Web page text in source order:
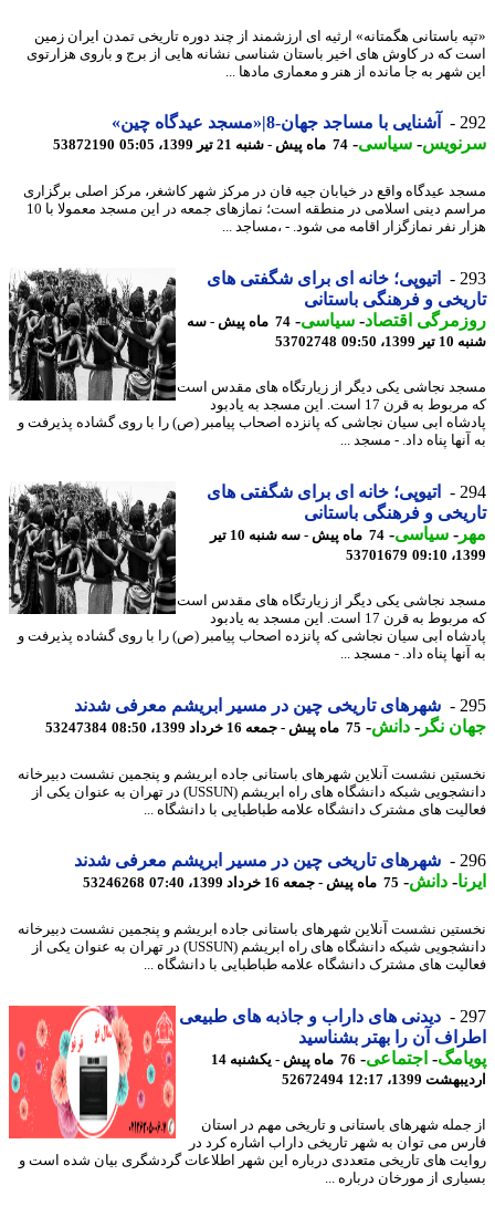
باستانی هگمتانه» ارثیه ای ارزشمند از چند دوره تاریخی تمدن ایران زمین
که در کاوش های اخیر باستان شناسی نشانه هایی از برج و باروی هزارتوی
شهر به جا مانده از هنر و معماری مادها ...
آشنایی با مساجد جهان-8|«مسجد عیدگاه چین»
-سیاسی-74 ماه پیش - شنبه 21 تیر 1399، 05:05 53872190
عیدگاه واقع در خیابان جیه فان در مرکز شهر کاشغر، مرکز اصلی برگزاری
مراسم دینی اسلامی در منطقه است؛ نمازهای جمعه در این مسجد معمولا با 10
نفر نمازگزار اقامه می شود. - ،مساجد ...
اتیوپی؛ خانه ای برای شگفتی های
و فرهنگی باستانی
اقتصاد-سیاسی-
74 ماه پیش - سه
09:50
53702748
نجاشی یکی دیگر از زیارتگاه های مقدس است
که مربوط به قرن 17 است. این مسجد به یادبود
ابی سیان نجاشی که پانزده اصحاب پیامبر (ص) را با روی گشاده پذیرفت و
پناه داد. - مسجد ...
اتیوپی؛ خانه ای برای شگفتی های
و فرهنگی باستانی
-سیاسی-
74 ماه پیش - سه شنبه 10 تیر
53701679
نجاشی یکی دیگر از زیارتگاه های مقدس است
که مربوط به قرن 17 است. این مسجد به یادبود
ابی سیان نجاشی که پانزده اصحاب پیامبر (ص) را با روی گشاده پذیرفت و
پناه داد. - مسجد ...
شهرهای تاریخی چین در مسیر ابریشم معرفی شدند
نگر -دانش -75 ماه پیش - جمعه 16 خرداد 1399، 08:50 53247384
نشست آنلاین شهرهای باستانی جاده ابریشم و پنجمین نشست دبیرخانه
دانشجویی شبکه دانشگاه های راه ابریشم (USSUN) در تهران به عنوان یکی از
های مشترک دانشگاه علامه طباطبایی با دانشگاه ...
شهرهای تاریخی چین در مسیر ابریشم معرفی شدند
-دانش -75 ماه پیش - جمعه 16 خرداد 1399، 07:40 53246268
نشست آنلاین شهرهای باستانی جاده ابریشم و پنجمین نشست دبیرخانه
دانشجویی شبکه دانشگاه های راه ابریشم (USSUN) در تهران به عنوان یکی از
های مشترک دانشگاه علامه طباطبایی با دانشگاه ...
دیدنی های داراب و جاذبه های طبیعی
آن را بهتر بشناسید
-اجتماعی-
76 ماه پیش - یکشنبه 14
1399، 12:17
52672494
شهرهای باستانی و تاریخی مهم در استان
می توان به شهر تاریخی داراب اشاره کرد در
های تاریخی متعددی درباره این شهر اطلاعات گردشگری بیان شده است و
از مورخان درباره ...